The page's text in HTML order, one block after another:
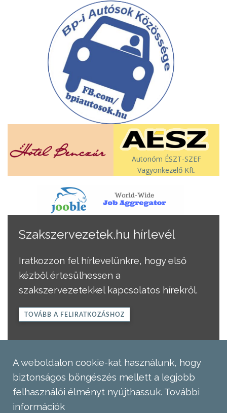
Autonóm ÉSZT-SZEF
Vagyonkezelő Kft.
Szakszervezetek.hu hírlevél
Iratkozzon fel hírlevelünkre, hogy első
kézből értesülhessen a
szakszervezetekkel kapcsolatos hírekről.
TOVÁBB A FELIRATKOZÁSHOZ
A weboldalon cookie-kat használunk, hogy
biztonságos böngészés mellett a legjobb
felhasználói élményt nyújthassuk. További
információk